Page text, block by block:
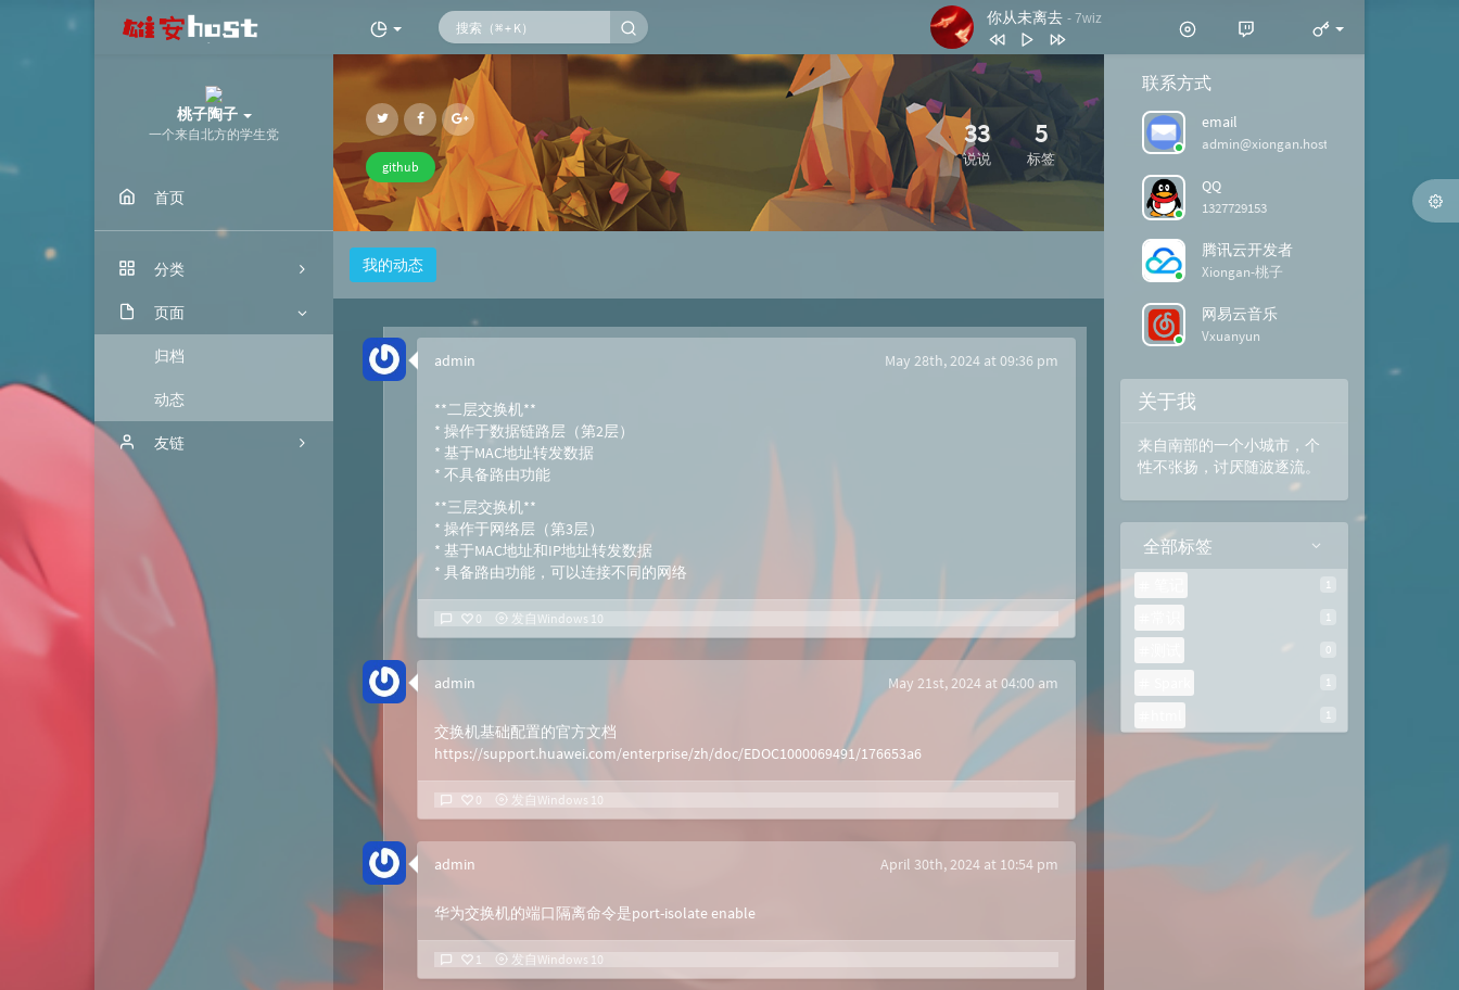
你从未离去 - 7wiz
你从未离去 7wiz
拍拍灰
我喜欢简单的生活 黄雯雯
4 反转地球 潘玮柏
5 刀郎
宋天存 / 陈雪
桃子陶子
一个来自北方的学生党
首页
分类
个人
公共
页面
归档
动态
友链
微淘云网络
Xiongan图床
若海技术博客
KKgithub
github
33
说说
5
标签
我的动态
admin May 28th, 2024 at 09:36 pm
**二层交换机**
* 操作于数据链路层（第2层）
* 基于MAC地址转发数据
* 不具备路由功能
**三层交换机**
* 操作于网络层（第3层）
* 基于MAC地址和IP地址转发数据
* 具备路由功能，可以连接不同的网络
0 发自Windows 10
admin May 21st, 2024 at 04:00 am
交换机基础配置的官方文档
https://support.huawei.com/enterprise/zh/doc/EDOC1000069491/176653a6
0 发自Windows 10
admin April 30th, 2024 at 10:54 pm
华为交换机的端口隔离命令是port-isolate enable
1 发自Windows 10
联系方式
email
admin@xiongan.host
QQ
1327729153
腾讯云开发者
Xiongan-桃子
网易云音乐
Vxuanyun
关于我
来自南部的一个小城市，个
性不张扬，讨厌随波逐流。
全部标签
1
1
0
1
1